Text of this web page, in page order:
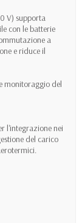
V) supporta
con le batterie
a
e riduce il
monitoraggio del
l'integrazione nei
del carico